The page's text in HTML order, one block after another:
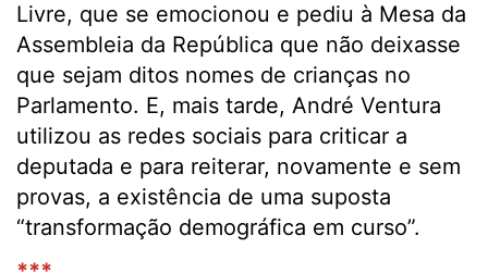
Livre, que se emocionou e pediu à Mesa da
Assembleia da República que não deixasse
que sejam ditos nomes de crianças no
Parlamento. E, mais tarde, André Ventura
utilizou as redes sociais para criticar a
deputada e para reiterar, novamente e sem
provas, a existência de uma suposta
“transformação demográfica em curso”.